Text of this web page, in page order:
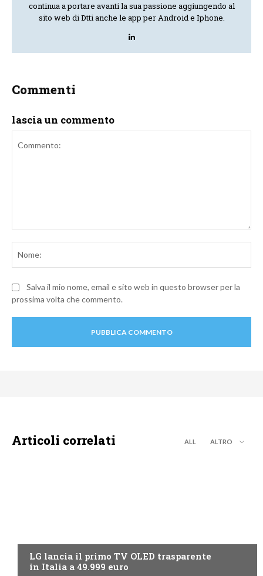
continua a portare avanti la sua passione aggiungendo al
sito web di Dtti anche le app per Android e Iphone.
Commenti
lascia un commento
Salva il mio nome, email e sito web in questo browser per la
prossima volta che commento.
Articoli correlati ALL ALTRO
LG lancia il primo TV OLED trasparente
in Italia a 49.999 euro